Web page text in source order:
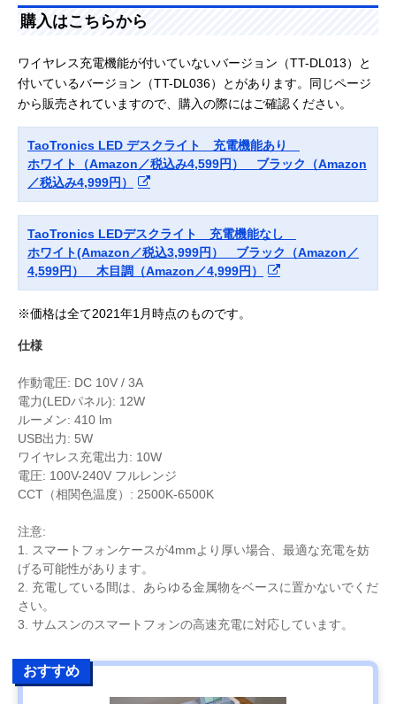
購入はこちらから
ワイヤレス充電機能が付いていないバージョン（TT-DL013）と
付いているバージョン（TT-DL036）とがあります。同じページ
から販売されていますので、購入の際にはご確認ください。
TaoTronics LED デスクライト 充電機能あり
ホワイト（Amazon／税込み4,599円） ブラック（Amazon
／税込み4,999円）
TaoTronics LEDデスクライト 充電機能なし
ホワイト(Amazon／税込3,999円） ブラック（Amazon／
4,599円） 木目調（Amazon／4,999円）
※価格は全て2021年1月時点のものです。
仕様
作動電圧: DC 10V / 3A
電力(LEDパネル): 12W
ルーメン: 410 lm
USB出力: 5W
ワイヤレス充電出力: 10W
電圧: 100V-240V フルレンジ
CCT（相関色温度）: 2500K-6500K
注意:
1. スマートフォンケースが4mmより厚い場合、最適な充電を妨
げる可能性があります。
2. 充電している間は、あらゆる金属物をベースに置かないでくだ
さい。
3. サムスンのスマートフォンの高速充電に対応しています。
おすすめ